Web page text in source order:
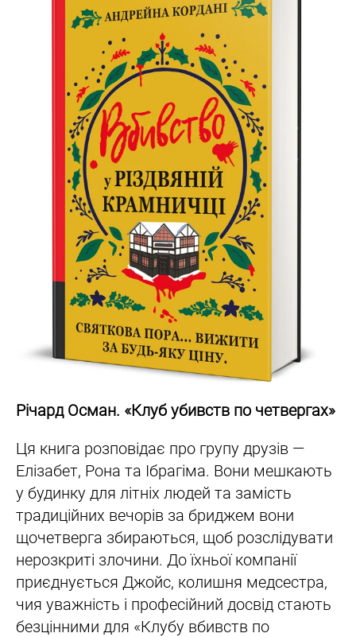
Річард Осман. «Клуб убивств по четвергах»
Ця книга розповідає про групу друзів —
Елізабет, Рона та Ібрагіма. Вони мешкають
у будинку для літніх людей та замість
традиційних вечорів за бриджем вони
щочетверга збираються, щоб розслідувати
нерозкриті злочини. До їхньої компанії
приєднується Джойс, колишня медсестра,
чия уважність і професійний досвід стають
безцінними для «Клубу вбивств по